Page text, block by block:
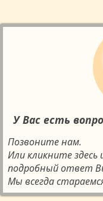
У Вас есть
Позвоните нам.
Или кликните здесь
подробный ответ
Мы всегда